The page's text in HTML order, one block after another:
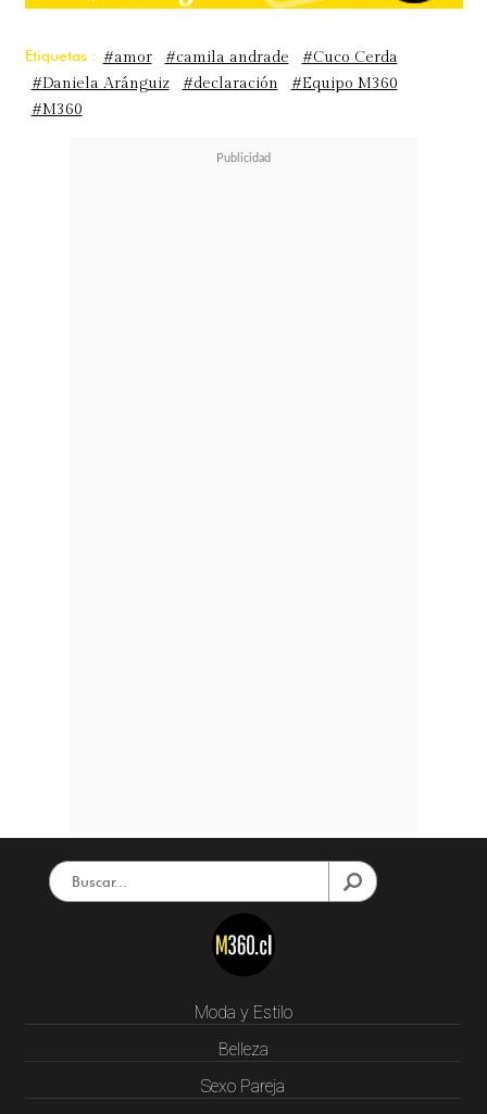
Etiquetas : #amor #camila andrade
#Cuco Cerda
#Daniela Aránguiz
#declaración
#Equipo M360
#M360
Moda y Estilo
Belleza
Sexo Pareja